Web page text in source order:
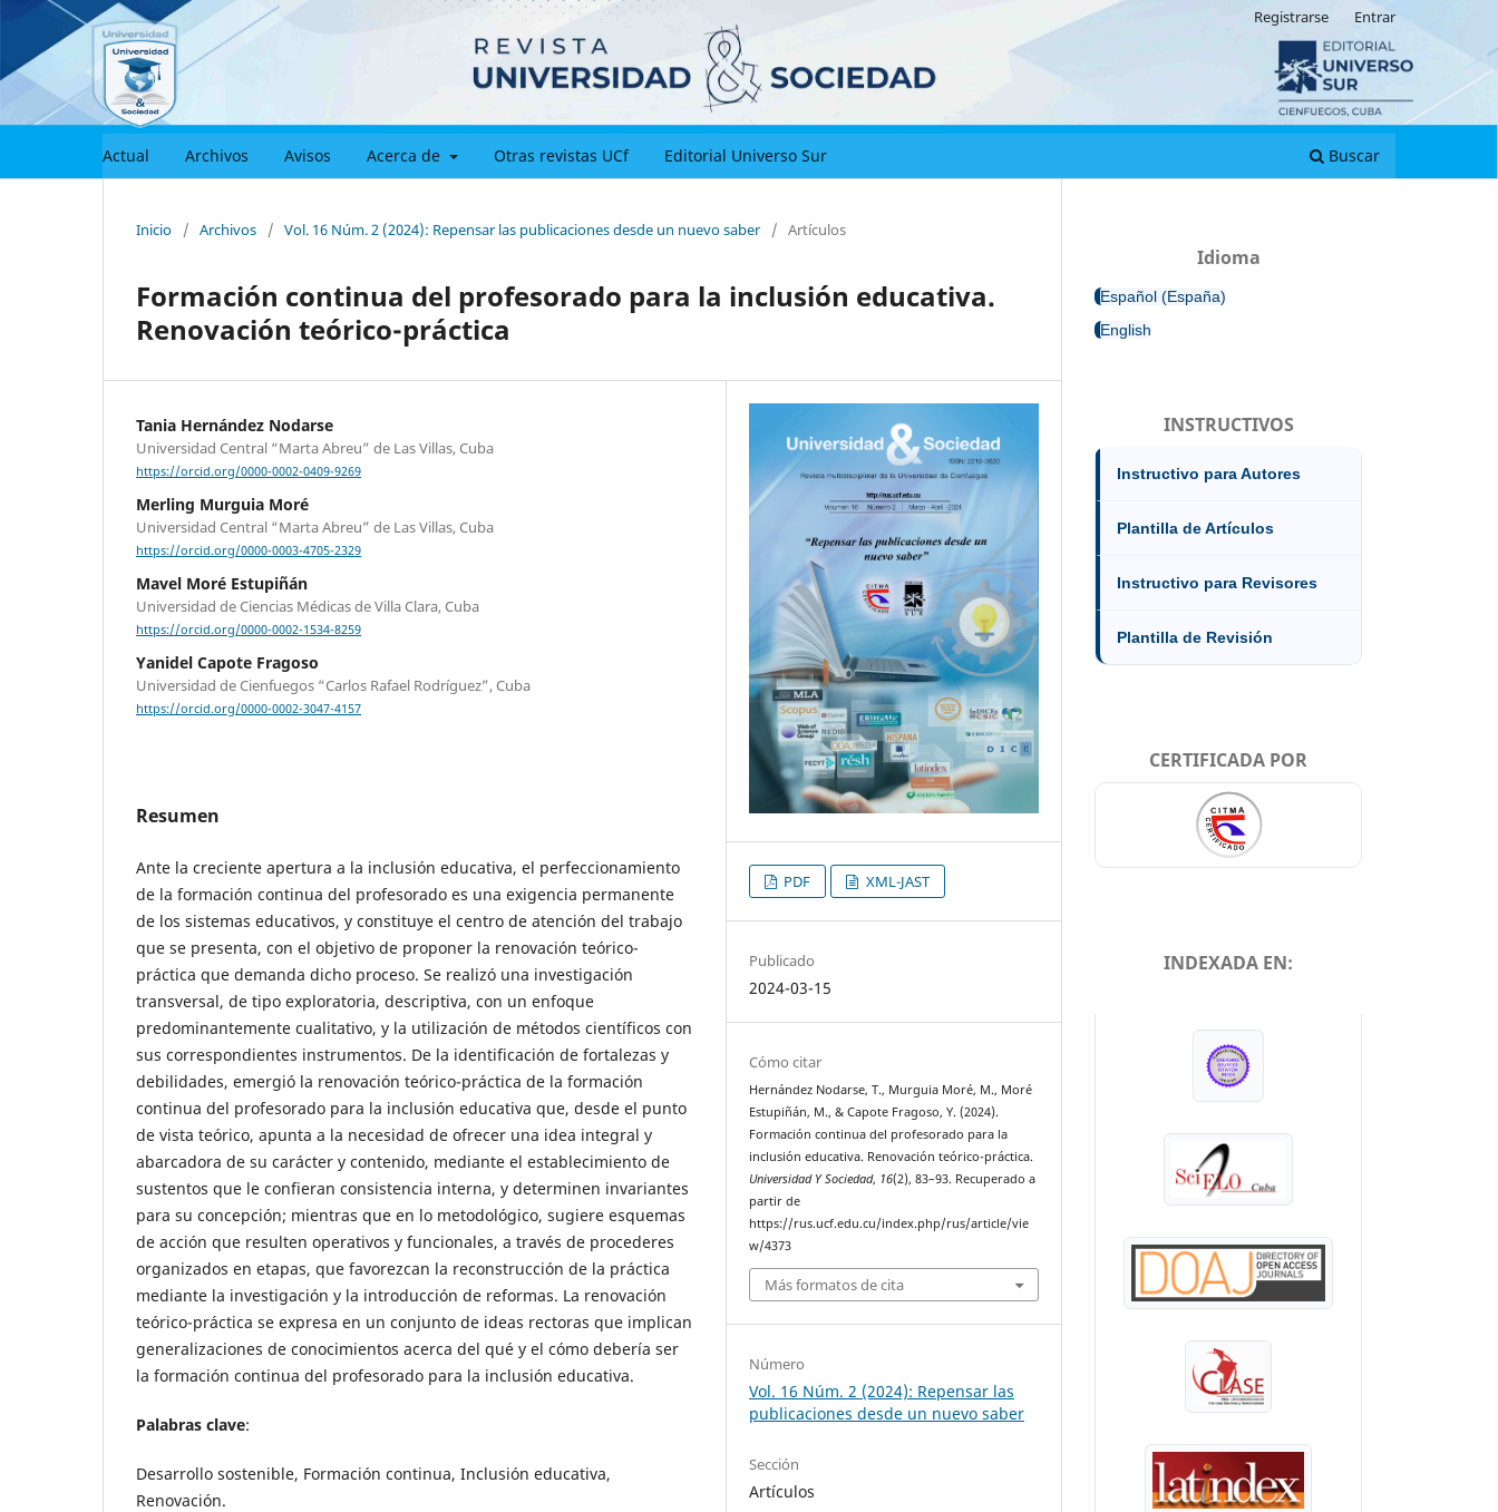
Actual Archivos Avisos Acerca de Otras revistas UCf Editorial Universo Sur Buscar
Registrarse Entrar
Inicio / Archivos / Vol. 16 Núm. 2 (2024): Repensar las publicaciones desde un nuevo saber / Artículos
Formación continua del profesorado para la inclusión educativa.
Renovación teórico-práctica
Tania Hernández Nodarse
Universidad Central “Marta Abreu” de Las Villas, Cuba
https://orcid.org/0000-0002-0409-9269
Merling Murguia Moré
Universidad Central “Marta Abreu” de Las Villas, Cuba
https://orcid.org/0000-0003-4705-2329
Mavel Moré Estupiñán
Universidad de Ciencias Médicas de Villa Clara, Cuba
https://orcid.org/0000-0002-1534-8259
Yanidel Capote Fragoso
Universidad de Cienfuegos “Carlos Rafael Rodríguez”, Cuba
https://orcid.org/0000-0002-3047-4157
Resumen
Ante la creciente apertura a la inclusión educativa, el perfeccionamiento
de la formación continua del profesorado es una exigencia permanente
de los sistemas educativos, y constituye el centro de atención del trabajo
que se presenta, con el objetivo de proponer la renovación teórico-
práctica que demanda dicho proceso. Se realizó una investigación
transversal, de tipo exploratoria, descriptiva, con un enfoque
predominantemente cualitativo, y la utilización de métodos científicos con
sus correspondientes instrumentos. De la identificación de fortalezas y
debilidades, emergió la renovación teórico-práctica de la formación
continua del profesorado para la inclusión educativa que, desde el punto
de vista teórico, apunta a la necesidad de ofrecer una idea integral y
abarcadora de su carácter y contenido, mediante el establecimiento de
sustentos que le confieran consistencia interna, y determinen invariantes
para su concepción; mientras que en lo metodológico, sugiere esquemas
de acción que resulten operativos y funcionales, a través de procederes
organizados en etapas, que favorezcan la reconstrucción de la práctica
mediante la investigación y la introducción de reformas. La renovación
teórico-práctica se expresa en un conjunto de ideas rectoras que implican
generalizaciones de conocimientos acerca del qué y el cómo debería ser
la formación continua del profesorado para la inclusión educativa.
Palabras clave:
Desarrollo sostenible, Formación continua, Inclusión educativa,
Renovación.
PDF XML-JAST
Publicado
2024-03-15
Cómo citar
Hernández Nodarse, T., Murguia Moré, M., Moré
Estupiñán, M., & Capote Fragoso, Y. (2024).
Formación continua del profesorado para la
inclusión educativa. Renovación teórico-práctica.
Universidad Y Sociedad, 16(2), 83–93. Recuperado a
partir de
https://rus.ucf.edu.cu/index.php/rus/article/vie
w/4373
Más formatos de cita
Número
Vol. 16 Núm. 2 (2024): Repensar las
publicaciones desde un nuevo saber
Sección
Artículos
Idioma
Español (España)
English
INSTRUCTIVOS
Instructivo para Autores
Plantilla de Artículos
Instructivo para Revisores
Plantilla de Revisión
CERTIFICADA POR
INDEXADA EN: